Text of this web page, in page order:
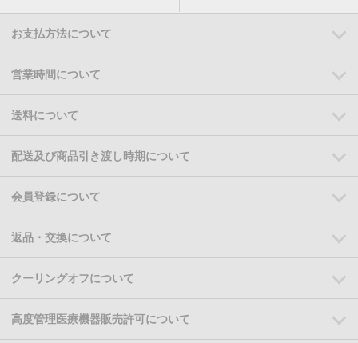
お支払方法について
営業時間について
送料について
配送及び商品引き渡し時期について
会員登録について
返品・交換について
クーリングオフについて
高度管理医療機器販売許可について